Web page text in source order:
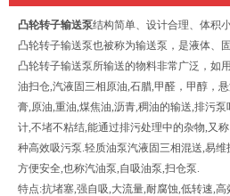
凸轮转子输送泵结构简单、设计合理、体积
凸轮转子输送泵也被称为输送泵，是液体、
凸轮转子输送泵所输送的物料非常广泛，如
油扫仓,汽液固三相原油,石腊,甲醛，甲醇，
膏,原油,重油,煤焦油,沥青,稠油的输送,排污
计,不堵不粘结,能通过排污处理中的杂物,又
种高效吸污泵.轻质油泵汽液固三相混送,易
方便安全,也称汽油泵,自吸油泵,扫仓泵.
特点:抗堵塞,强自吸,大流量,耐腐蚀,低转速,高